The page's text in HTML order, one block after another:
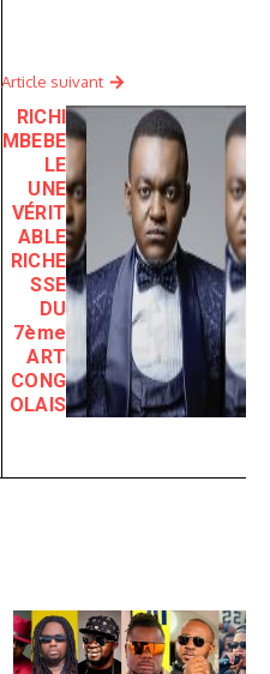
Article suivant
RICHI
MBEBE
LE
UNE
VÉRIT
ABLE
RICHE
SSE
DU
7ème
ART
CONG
OLAIS